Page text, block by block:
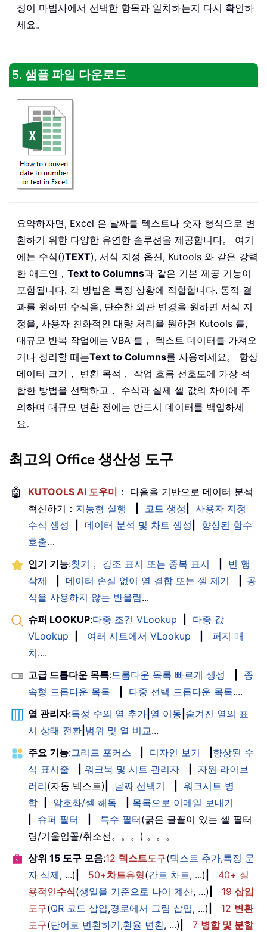
정이 마법사에서 선택한 항목과 일치하는지 다시 확인하
세요。
5. 샘플 파일 다운로드
요약하자면, Excel 은 날짜를 텍스트나 숫자 형식으로 변
환하기 위한 다양한 유연한 솔루션을 제공합니다。 여기
에는 수식()TEXT), 서식 지정 옵션, Kutools 와 같은 강력
한 애드인， Text to Columns과 같은 기본 제공 기능이
포함됩니다. 각 방법은 특정 상황에 적합합니다. 동적 결
과를 원하면 수식을, 단순한 외관 변경을 원하면 서식 지
정을, 사용자 친화적인 대량 처리을 원하면 Kutools 를,
대규모 반복 작업에는 VBA 를， 텍스트 데이터를 가져오
거나 정리할 때는Text to Columns를 사용하세요。 항상
데이터 크기， 변환 목적， 작업 흐름 선호도에 가장 적
합한 방법을 선택하고， 수식과 실제 셀 값의 차이에 주
의하며 대규모 변환 전에는 반드시 데이터를 백업하세
요。
최고의 Office 생산성 도구
🤖 KUTOOLS AI 도우미 ： 다음을 기반으로 데이터 분석
혁신하기： 지능형 실행 코드 생성
사용자 지정
수식 생성
데이터 분석 및 차트 생성
향상된 함수
호출…
인기 기능:찾기， 강조 표시 또는 중복 표시
빈 행
삭제
데이터 손실 없이 열 결합 또는 셀 제거
공
식을 사용하지 않는 반올림...
슈퍼 LOOKUP:다중 조건 VLookup
다중 값
VLookup
여러 시트에서 VLookup
퍼지 매
치....
고급 드롭다운 목록:드롭다운 목록 빠르게 생성
종
속형 드롭다운 목록
다중 선택 드롭다운 목록....
열 관리자:특정 수의 열 추가 열 이동 숨겨진 열의 표
시 상태 전환 범위 및 열 비교...
주요 기능:그리드 포커스 디자인 보기
향상된 수
식 표시줄
워크북 및 시트 관리자
자원 라이브
러리(자동 텍스트) 날짜 선택기
워크시트 병
합
암호화/셀 해독
목록으로 이메일 보내기
슈퍼 필터 특수 필터(굵은 글꼴이 있는 셀 필터
링/기울임꼴/취소선。。。) 。。。
상위 15 도구 모음:12 텍스트도구(텍스트 추가,특정 문
자 삭제, ...) 50+차트유형(간트 차트, ...)
40+ 실
용적인수식(생일을 기준으로 나이 계산, ...) 19 삽입
도구(QR 코드 삽입,경로에서 그림 삽입, ...) 12 변환
도구(단어로 변환하기,환율 변환, ...) 7 병합 및 분할